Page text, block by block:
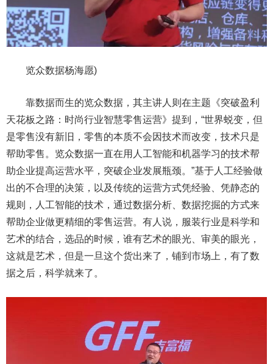
览众数据杨海愿)
靠数据而生的览众数据，其主讲人 则在主题 《突破盈利
天花板之路：时尚行业智慧零售运营》提到，“世界蜕变，但
是零售没有新旧，零售的本质不会因技术而改变，技术只是
帮助零售。览众数据一直在用人工智能和机器学习的技术帮
助企业提高运营水平， 突破企业发展瓶颈。”基于人工经验做
出的不合理的决策，以及传统的运营方式凭经验、凭静态的
规则，人工智能的技术，通过数据分析、数据挖掘的方式来
帮助企业做更精细的零售运营。有人说，服装行业是科学和
艺术的结合，选品的时候，谁有艺术的眼光、审美的眼光，
这就是艺术，但是一旦这个货出来了，铺到市场上，有了数
据之后，科学就来了。